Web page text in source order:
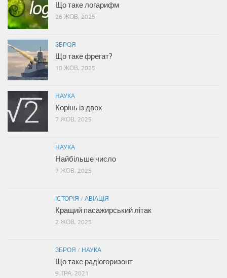
Що таке логарифм
26 ЖОВ, 2025
ЗБРОЯ
Що таке фрегат?
10 ЖОВ, 2025
НАУКА
Корінь із двох
7 ЖОВ, 2025
НАУКА
Найбільше число
7 ЖОВ, 2025
ІСТОРІЯ / АВІАЦІЯ
Кращий пасажирський літак
2 ЖОВ, 2025
ЗБРОЯ / НАУКА
Що таке радіогоризонт
9 ТРА, 2021